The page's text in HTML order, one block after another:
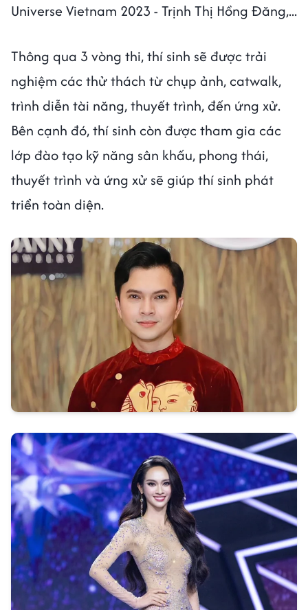
Universe Vietnam 2023 - Trịnh Thị Hồng Đăng,...
Thông qua 3 vòng thi, thí sinh sẽ được trải
nghiệm các thử thách từ chụp ảnh, catwalk,
trình diễn tài năng, thuyết trình, đến ứng xử.
Bên cạnh đó, thí sinh còn được tham gia các
lớp đào tạo kỹ năng sân khấu, phong thái,
thuyết trình và ứng xử sẽ giúp thí sinh phát
triển toàn diện.